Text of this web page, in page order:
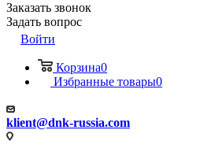
Заказать звонок
Задать вопрос
Войти
Корзина0
Избранные товары0
klient@dnk-russia.com